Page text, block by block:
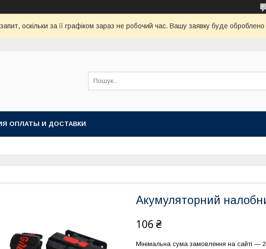
оскільки за її графіком зараз не робочий час. Вашу заявку буде
ОПЛАТЫ И ДОСТАВКИ
Акумуляторний
106 ₴
Мінімальна сума замовлення на сайті —